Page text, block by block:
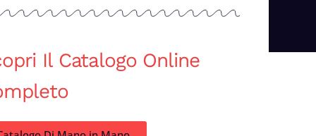
Il Catalogo Online